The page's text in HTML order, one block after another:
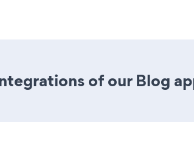
of our Blog